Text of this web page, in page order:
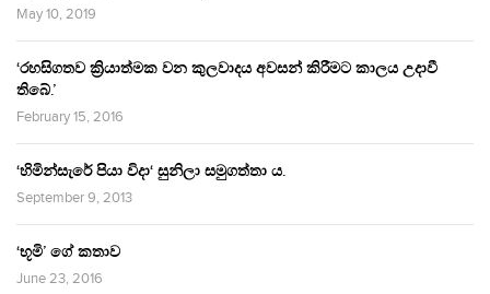
May 10, 2019
‘රහසිගතව ක්‍රියාත්මක වන කුලවාදය අවසන් කිරීමට කාලය උදාවී
තිබේ.’
February 15, 2016
‘හිමින්සැරේ පියා විදා‘ සුනිලා සමුගත්තා ය.
September 9, 2013
‘භූමි’ ගේ කතාව
June 23, 2016